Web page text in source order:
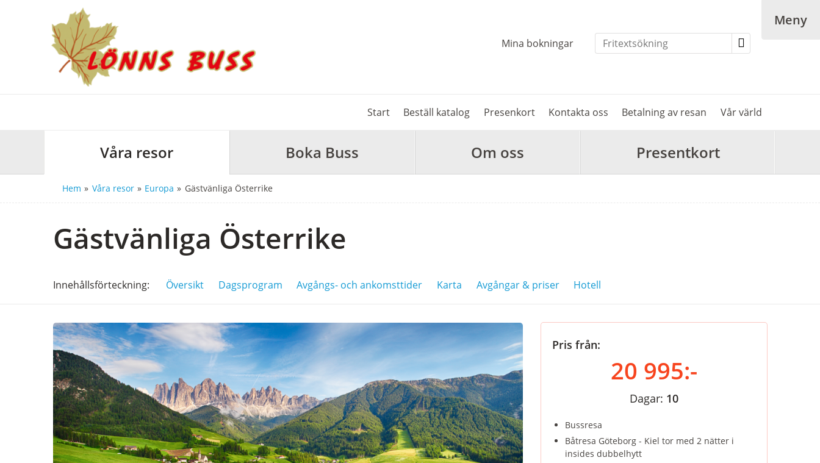
Mina bokningar
Meny
Start Beställ katalog Presenkort Kontakta oss Betalning av resan Vår värld
Våra resor Boka Buss Om oss Presentkort
Hem » Våra resor » Europa » Gästvänliga Österrike
Gästvänliga Österrike
Innehållsförteckning Översikt Dagsprogram Avgångs- och ankomsttider Karta Avgångar & priser Hotell
Pris från:
20 995:-
Dagar: 10
Bussresa
Båtresa Göteborg - Kiel tor med 2 nätter i
insides dubbelhytt